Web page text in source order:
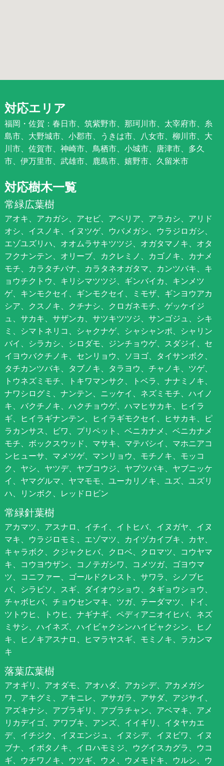
対応エリア
福岡・佐賀：春日市、筑紫野市、那珂川市、太宰府市、糸
島市、大野城市、小郡市、うきは市、八女市、柳川市、大
川市、佐賀市、神崎市、鳥栖市、小城市、唐津市、多久
市、伊万里市、武雄市、鹿島市、嬉野市、久留米市
対応樹木一覧
常緑広葉樹
アオキ、アカガシ、アセビ、アベリア、アラカシ、アリド
オシ、イスノキ、イヌツゲ、ウバメガシ、ウラジロガシ、
エゾユズリハ、オオムラサキツツジ、オガタマノキ、オタ
フクナンテン、オリーブ、カクレミノ、カゴノキ、カナメ
モチ、カラタチバナ、カラタネオガタマ、カンツバキ、キ
ョウチクトウ、キリシマツツジ、ギンバイカ、キンメツ
ゲ、キンモクセイ、ギンモクセイ、ミモザ、ギンヨウアカ
シア、クスノキ、クチナシ、クロガネモチ、ゲッケイジ
ュ、サカキ、サザンカ、サツキツツジ、サンゴジュ、シキ
ミ、シマトネリコ、シャクナゲ、シャシャンポ、シャリン
バイ、シラカシ、シロダモ、ジンチョウゲ、スダジイ、セ
イヨウバクチノキ、センリョウ、ソヨゴ、タイサンボク、
タチカンツバキ、タブノキ、タラヨウ、チャノキ、ツゲ、
トウネズミモチ、トキワマンサク、トベラ、ナナミノキ、
ナワシログミ、ナンテン、ニッケイ、ネズミモチ、ハイノ
キ、バクチノキ、ハクチョウゲ、ハマヒサカキ、ヒイラ
ギ、ヒイラギナンテン、ヒイラギモクセイ、ヒサカキ、ピ
ラカンサス、ビワ、プリペット、ベニカナメ、ベニカナメ
モチ、ボックスウッド、マサキ、マテバシイ、マホニアコ
ンヒューサ、マメツゲ、マンリョウ、モチノキ、モッコ
ク、ヤシ、ヤツデ、ヤブコウジ、ヤブツバキ、ヤブニッケ
イ、ヤマグルマ、ヤマモモ、ユーカリノキ、ユズ、ユズリ
ハ、リンボク、レッドロビン
常緑針葉樹
アカマツ、アスナロ、イチイ、イトヒバ、イヌガヤ、イヌ
マキ、ウラジロモミ、エゾマツ、カイヅカイブキ、カヤ、
キャラボク、クジャクヒバ、クロベ、クロマツ、コウヤマ
キ、コウヨウザン、コノテガシワ、コメツガ、ゴヨウマ
ツ、コニファー、ゴールドクレスト、サワラ、シノブヒ
バ、シラビソ、スギ、ダイオウショウ、タギョウショウ、
チャボヒバ、チョウセンマキ、ツガ、テーダマツ、ドイ、
ツトウヒ、トウヒ、ナギナギ、ペディアニオイヒバ、ネズ
ミサシ、ハイネズ、ハイビャクシンハイビャクシン、ヒノ
キ、ヒノキアスナロ、ヒマラヤスギ、モミノキ、ラカンマ
キ
落葉広葉樹
アオギリ、アオダモ、アオハダ、アカシデ、アカメガシ
ワ、アキグミ、アキニレ、アサガラ、アサダ、アジサイ、
アズキナシ、アブラギリ、アブラチャン、アベマキ、アメ
リカデイゴ、アワブキ、アンズ、イイギリ、イタヤカエ
デ、イチジク、イヌエンジュ、イヌシデ、イヌビワ、イヌ
ブナ、イボタノキ、イロハモミジ、ウグイスカグラ、ウコ
ギ、ウチワノキ、ウツギ、ウメ、ウメモドキ、ウルシ、ウ